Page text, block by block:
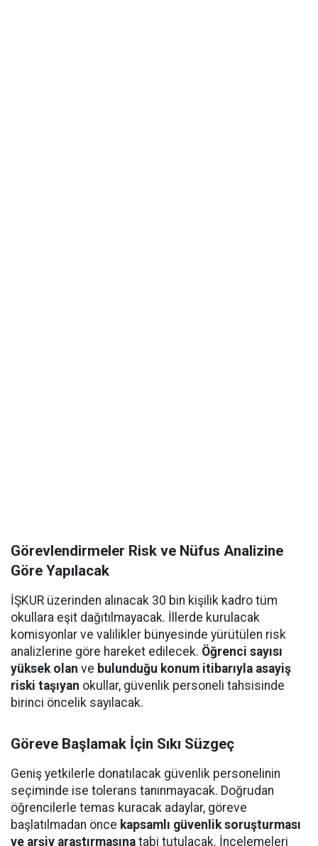
Görevlendirmeler Risk ve Nüfus Analizine
Göre Yapılacak
İŞKUR üzerinden alınacak 30 bin kişilik kadro tüm
okullara eşit dağıtılmayacak. İllerde kurulacak
komisyonlar ve valilikler bünyesinde yürütülen risk
analizlerine göre hareket edilecek. Öğrenci sayısı
yüksek olan ve bulunduğu konum itibarıyla asayiş
riski taşıyan okullar, güvenlik personeli tahsisinde
birinci öncelik sayılacak.
Göreve Başlamak İçin Sıkı Süzgeç
Geniş yetkilerle donatılacak güvenlik personelinin
seçiminde ise tolerans tanınmayacak. Doğrudan
öğrencilerle temas kuracak adaylar, göreve
başlatılmadan önce kapsamlı güvenlik soruşturması
ve arşiv araştırmasına tabi tutulacak. İncelemeleri